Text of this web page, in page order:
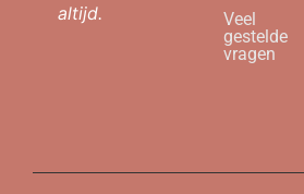
altijd.
Veel
gestelde
vragen